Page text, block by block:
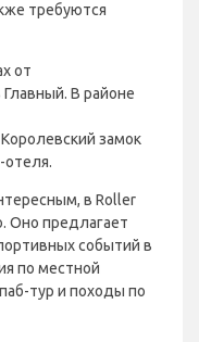
требуются
от
В районе
замок
отеля.
в Roller
Оно предлагает
событий в
по местной
тур и походы по